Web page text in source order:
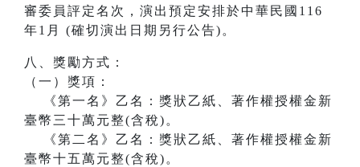
審委員評定名次，演出預定安排於中華民國116
年1月 (確切演出日期另行公告)。
八、獎勵方式：
（一）獎項：
《第一名》乙名：獎狀乙紙、著作權授權金新
臺幣三十萬元整(含稅)。
《第二名》乙名：獎狀乙紙、著作權授權金新
臺幣十五萬元整(含稅)。